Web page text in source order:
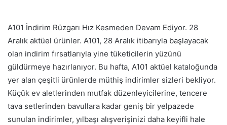
A101 İndirim Rüzgarı Hız Kesmeden Devam Ediyor. 28
Aralık aktüel ürünler. A101, 28 Aralık itibarıyla başlayacak
olan indirim fırsatlarıyla yine tüketicilerin yüzünü
güldürmeye hazırlanıyor. Bu hafta, A101 aktüel kataloğunda
yer alan çeşitli ürünlerde müthiş indirimler sizleri bekliyor.
Küçük ev aletlerinden mutfak düzenleyicilerine, tencere
tava setlerinden bavullara kadar geniş bir yelpazede
sunulan indirimler, yılbaşı alışverişinizi daha keyifli hale